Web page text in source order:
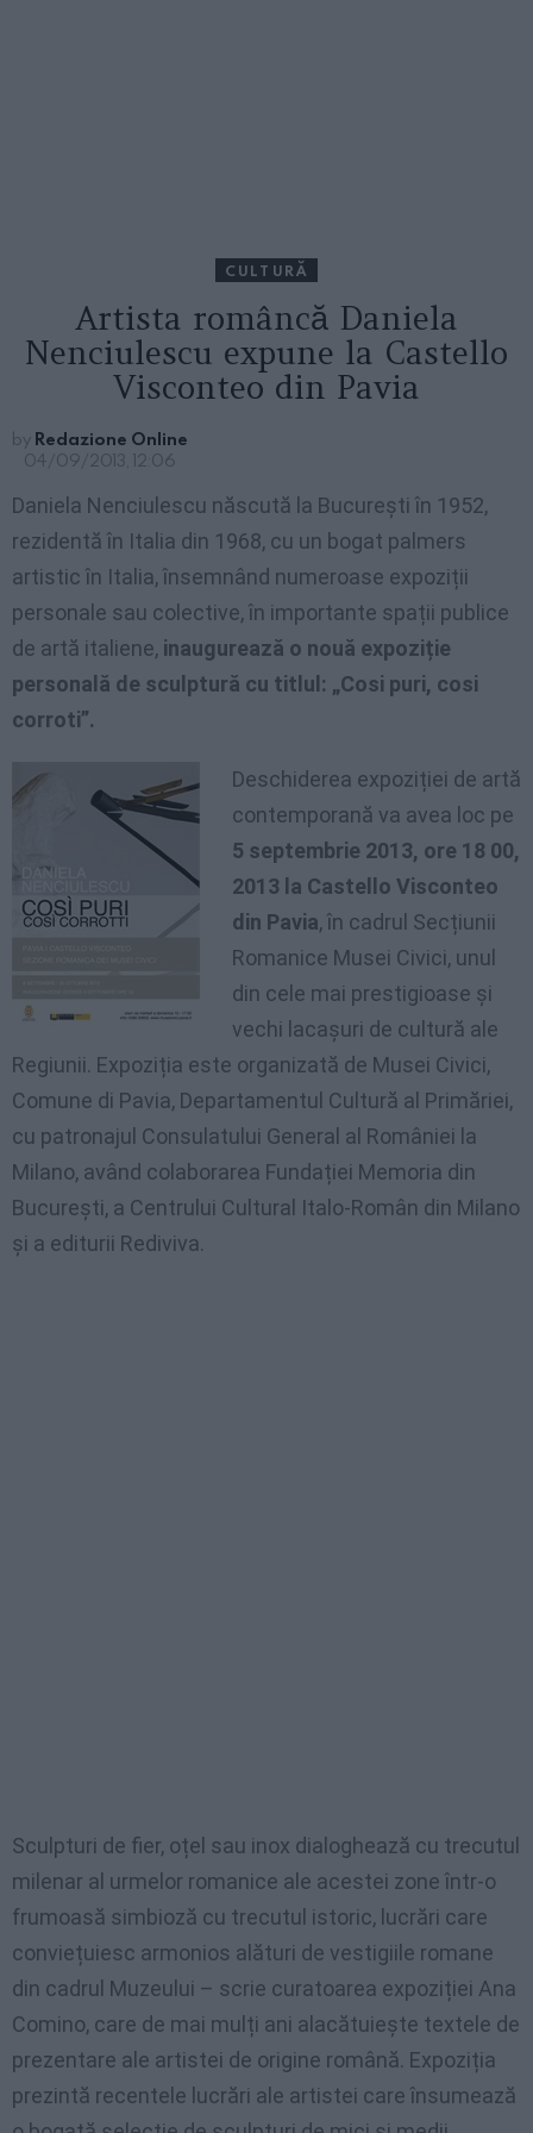
CULTURĂ
Artista româncă Daniela
Nenciulescu expune la Castello
Visconteo din Pavia
by Redazione Online
04/09/2013, 12:06
Daniela Nenciulescu născută la București în 1952,
rezidentă în Italia din 1968, cu un bogat palmers
artistic în Italia, însemnând numeroase expoziții
personale sau colective, în importante spații publice
de artă italiene, inaugurează o nouă expoziție
personală de sculptură cu titlul: „Cosi puri, cosi
corroti”.
Deschiderea expoziției de artă
contemporană va avea loc pe
5 septembrie 2013, ore 18 00,
2013 la Castello Visconteo
din Pavia, în cadrul Secțiunii
Romanice Musei Civici, unul
din cele mai prestigioase și
vechi lacașuri de cultură ale
Regiunii. Expoziția este organizată de Musei Civici,
Comune di Pavia, Departamentul Cultură al Primăriei,
cu patronajul Consulatului General al României la
Milano, având colaborarea Fundației Memoria din
București, a Centrului Cultural Italo-Român din Milano
și a editurii Rediviva.
Sculpturi de fier, oțel sau inox dialoghează cu trecutul
milenar al urmelor romanice ale acestei zone într-o
frumoasă simbioză cu trecutul istoric, lucrări care
conviețuiesc armonios alături de vestigiile romane
din cadrul Muzeului – scrie curatoarea expoziției Ana
Comino, care de mai mulți ani alacătuiește textele de
prezentare ale artistei de origine română. Expoziția
prezintă recentele lucrări ale artistei care însumează